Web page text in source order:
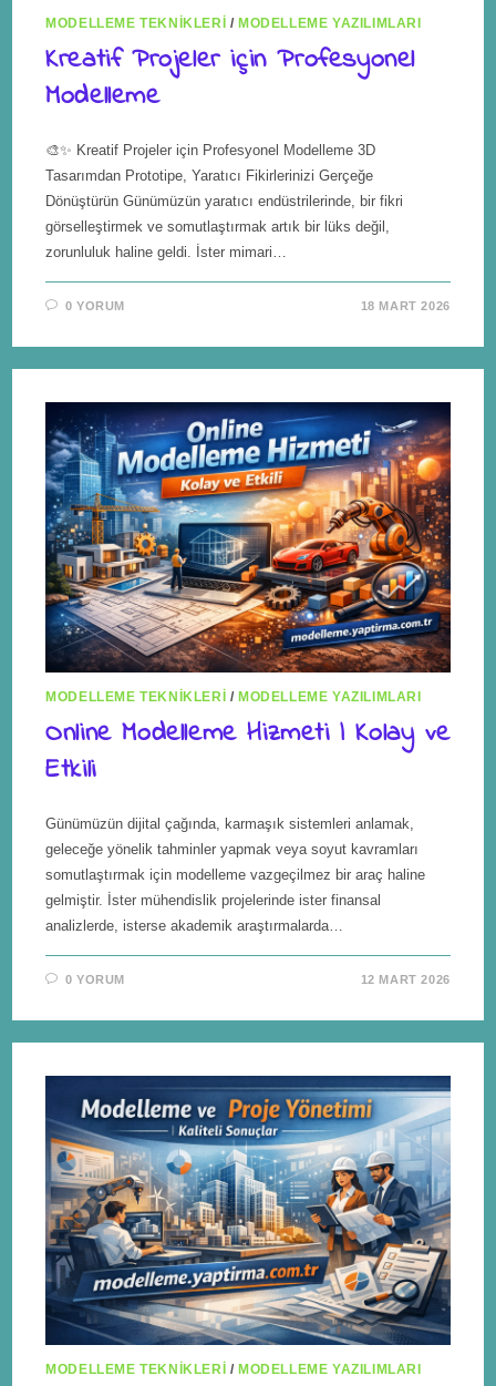
MODELLEME TEKNIKLERI / MODELLEME YAZILIMLARI
Kreatif Projeler için Profesyonel
Modelleme
🎨✨ Kreatif Projeler için Profesyonel Modelleme 3D
Tasarımdan Prototipe, Yaratıcı Fikirlerinizi Gerçeğe
Dönüştürün Günümüzün yaratıcı endüstrilerinde, bir fikri
görselleştirmek ve somutlaştırmak artık bir lüks değil,
zorunluluk haline geldi. İster mimari…
0 YORUM 18 MART 2026
MODELLEME TEKNIKLERI /MODELLEME YAZILIMLARI
Online Modelleme Hizmeti | Kolay ve
Etkili
Günümüzün dijital çağında, karmaşık sistemleri anlamak,
geleceğe yönelik tahminler yapmak veya soyut kavramları
somutlaştırmak için modelleme vazgeçilmez bir araç haline
gelmiştir. İster mühendislik projelerinde ister finansal
analizlerde, isterse akademik araştırmalarda…
0 YORUM 12 MART 2026
MODELLEME TEKNIKLERI / MODELLEME YAZILIMLARI